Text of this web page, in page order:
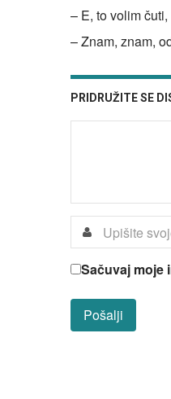
– E, to volim
– Znam, znam,
PRIDRUŽITE SE
Sačuvaj moje